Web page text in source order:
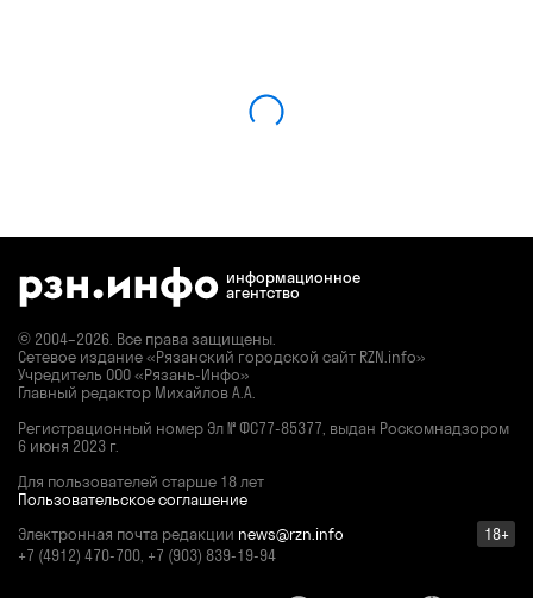
информационное
агентство
© 2004–2026. Все права защищены.
Сетевое издание «Рязанский городской сайт RZN.info»
Учредитель ООО «Рязань-Инфо»
Главный редактор Михайлов А.А.
Регистрационный номер Эл № ФС77-85377, выдан Роскомнадзором
6 июня 2023 г.
Для пользователей старше 18 лет
Пользовательское соглашение
Электронная почта редакции news@rzn.info
18+
+7 (4912) 470-700, +7 (903) 839-19-94